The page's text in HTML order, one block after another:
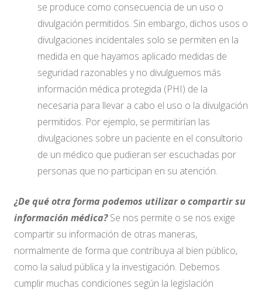
se produce como consecuencia de un uso o
divulgación permitidos. Sin embargo, dichos usos o
divulgaciones incidentales solo se permiten en la
medida en que hayamos aplicado medidas de
seguridad razonables y no divulguemos más
información médica protegida (PHI) de la
necesaria para llevar a cabo el uso o la divulgación
permitidos. Por ejemplo, se permitirían las
divulgaciones sobre un paciente en el consultorio
de un médico que pudieran ser escuchadas por
personas que no participan en su atención.
¿De qué otra forma podemos utilizar o compartir su
información médica?Se nos permite o se nos exige
compartir su información de otras maneras,
normalmente de forma que contribuya al bien público,
como la salud pública y la investigación. Debemos
cumplir muchas condiciones según la legislación